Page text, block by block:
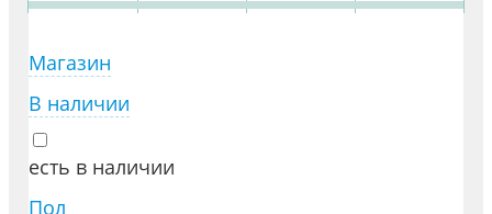
Магазин
В наличии
есть в наличии
Пол